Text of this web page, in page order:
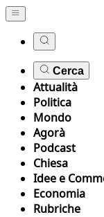
Cerca
Attualità
Politica
Mondo
Agorà
Podcast
Chiesa
Idee e
Economia
Rubriche